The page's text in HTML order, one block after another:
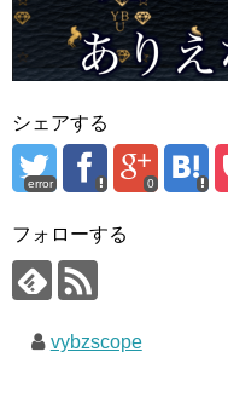
シェアする
error 0
フォローする
vybzscope